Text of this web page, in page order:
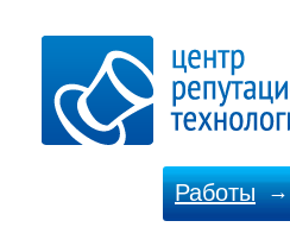
Работы →